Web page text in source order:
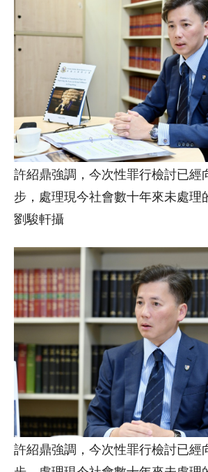
許紹鼎強調，今次性罪行檢討已經
步，處理現今社會數十年來未處理
劉駿軒攝
許紹鼎強調，今次性罪行檢討已經